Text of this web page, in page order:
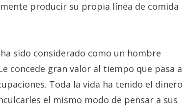
producir su propia línea de comida
sido considerado como un hombre
concede gran valor al tiempo que pasa a
Toda la vida ha tenido el dinero
el mismo modo de pensar a sus